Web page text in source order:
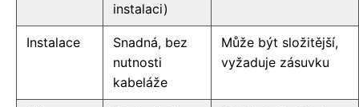
instalaci)
Instalace
Snadná, bez
nutnosti
kabeláže
Může být složitější,
vyžaduje zásuvku